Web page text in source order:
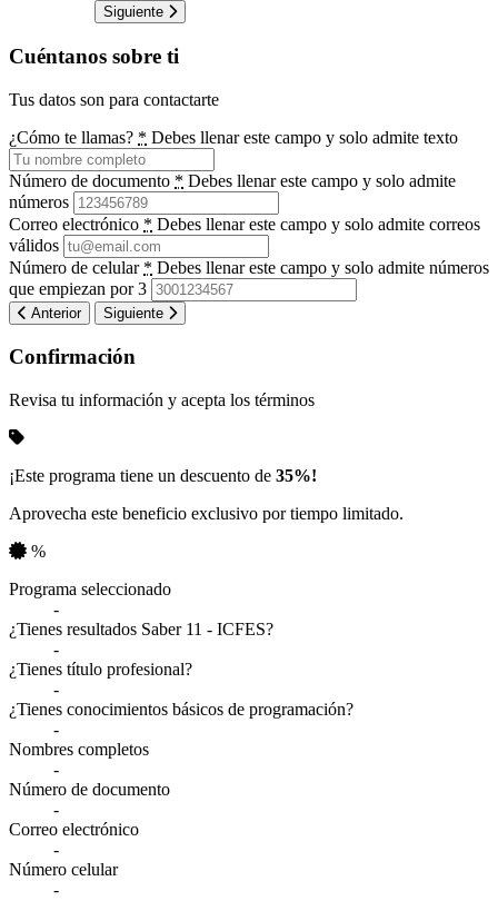
Siguiente
Cuéntanos sobre ti
Tus datos son para contactarte
¿Cómo te llamas? * Debes llenar este campo y solo admite texto
Número de documento * Debes llenar este campo y solo admite
números
Correo electrónico * Debes llenar este campo y solo admite correos
válidos
Número de celular * Debes llenar este campo y solo admite números
que empiezan por 3
Anterior Siguiente
Confirmación
Revisa tu información y acepta los términos
¡Este programa tiene un descuento de 35%!
Aprovecha este beneficio exclusivo por tiempo limitado.
%
Resumen de tu información
Programa seleccionado
-
¿Tienes resultados Saber 11 - ICFES?
-
¿Tienes título profesional?
-
¿Tienes conocimientos básicos de programación?
-
Nombres completos
-
Número de documento
-
Correo electrónico
-
Número celular
-